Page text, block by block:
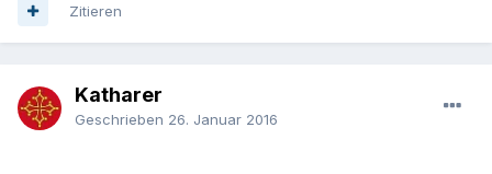
Zitieren
Katharer
Geschrieben 26. Januar 2016